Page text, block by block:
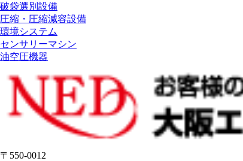
破袋選別設備
圧縮・圧縮減容設備
環境システム
センサリーマシン
油空圧機器
〒550-0012